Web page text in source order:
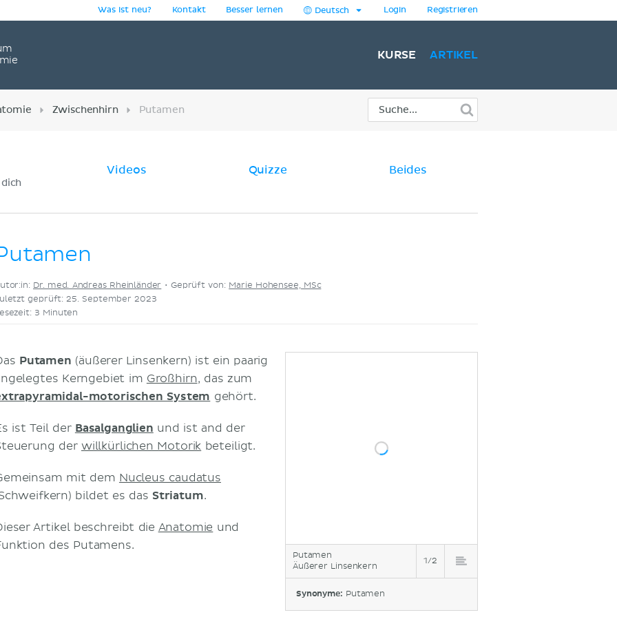
Was ist neu? Kontakt Besser lernen Deutsch Login Registrieren
KURSE ARTIKEL
Zwischenhirn Putamen
Videos Quizze Beides
Dr. med. Andreas Rheinländer •Geprüft von: Marie Hohensee, MSc
geprüft: 25. September 2023
3 Minuten
Putamen
Äußerer Linsenkern
1/2
Synonyme: Putamen
Putamen (äußerer Linsenkern) ist ein paarig
Kerngebiet im Großhirn, das zum
motorischen System gehört.
ist Teil der Basalganglien und ist and der
der willkürlichen Motorik beteiligt.
mit dem Nucleus caudatus
bildet es das Striatum.
Artikel beschreibt die Anatomie und
des Putamens.